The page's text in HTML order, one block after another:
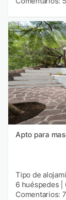
Apto para
Tipo de
6 huéspedes
Comentarios: 7